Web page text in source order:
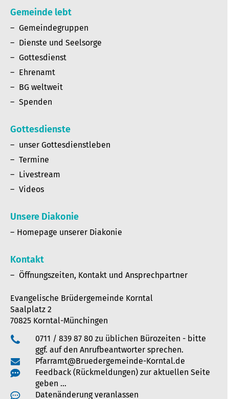
Gemeinde lebt
Gemeindegruppen
Dienste und Seelsorge
Gottesdienst
Ehrenamt
BG weltweit
Spenden
Gottesdienste
unser Gottesdienstleben
Termine
Livestream
Videos
Unsere Diakonie
Homepage unserer Diakonie
Kontakt
Öffnungszeiten, Kontakt und Ansprechpartner
Evangelische Brüdergemeinde Korntal
Saalplatz 2
70825 Korntal-Münchingen
0711 / 839 87 80 zu üblichen Bürozeiten - bitte
ggf. auf den Anrufbeantworter sprechen.
Pfarramt@Bruedergemeinde-Korntal.de
Feedback (Rückmeldungen) zur aktuellen Seite
geben …
Datenänderung veranlassen